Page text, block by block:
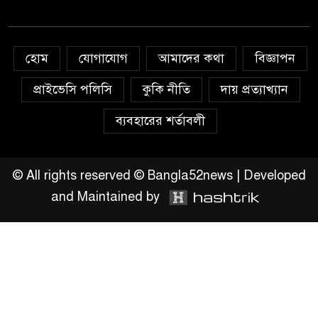
অনলাইন জুয়ার অবৈধ লেনদেনে
জড়িয়ে পড়ছে স্থানীয় বিকাশ এজেন্ট;
ক্ষুব্ধ এলাকাবাসী।।
জিয়ানগরের বলেশ্বর নদীতে যৌথ
হোম যোগাযোগ আমাদের কথা
বিজ্ঞাপন
প্রাইভেসি পলিসি
কুকি নীতি
দায় প্রত্যাখ্যান
ব্যবহারের শর্তাবলী
© All rights reserved © Bangla52news | Developed
and Maintained by